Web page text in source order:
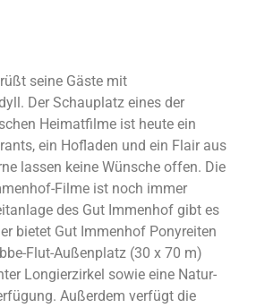
seine Gäste mit
Der Schauplatz eines der
Heimatfilme ist heute ein
ein Hofladen und ein Flair aus
lassen keine Wünsche offen. Die
Filme ist noch immer
des Gut Immenhof gibt es
bietet Gut Immenhof Ponyreiten
Flut-Außenplatz (30 x 70 m)
Longierzirkel sowie eine Natur-
Außerdem verfügt die